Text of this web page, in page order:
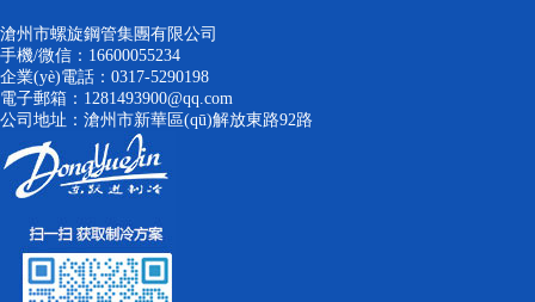
滄州市螺旋鋼管集團有限公司
手機/微信：16600055234
企業(yè)電話：0317-5290198
電子郵箱：1281493900@qq.com
公司地址：滄州市新華區(qū)解放東路92路